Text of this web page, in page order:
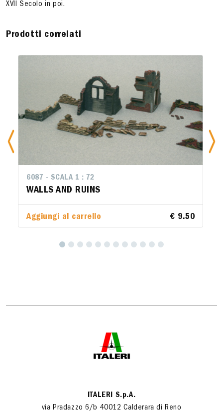
XVII Secolo in poi.
Prodotti correlati
6087 - SCALA 1 : 72
WALLS AND RUINS
Aggiungi al carrello € 9.50
ITALERI S.p.A.
via Pradazzo 6/b 40012 Calderara di Reno